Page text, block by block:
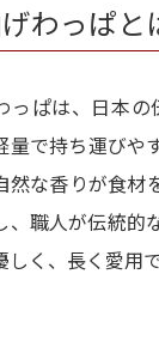
わっぱと
っぱは、日本
量で持ち運びや
然な香りが食材
、職人が伝統的
しく、長く愛用